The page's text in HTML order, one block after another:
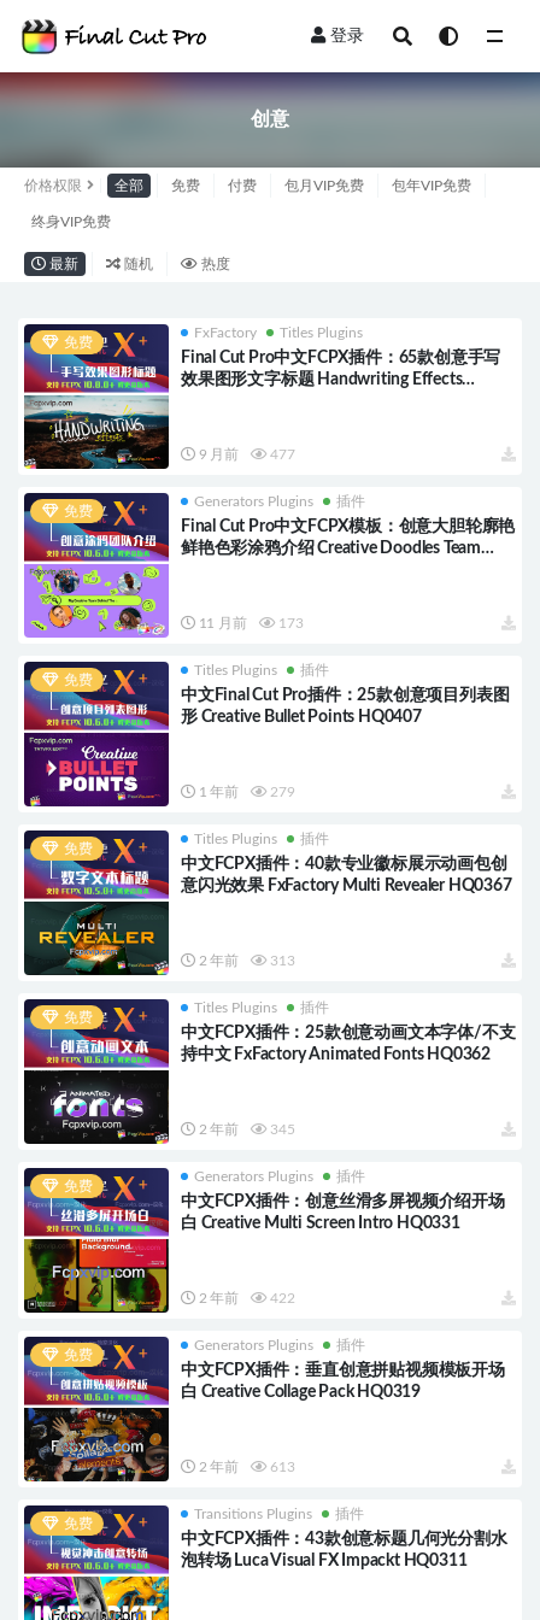
登录
创意
价格权限 全部 免费 付费 包月VIP免费 包年VIP免费
终身VIP免费
最新 随机 热度
免费
FxFactory Titles Plugins
Final Cut Pro中文FCPX插件：65款创意手写
效果图形文字标题 Handwriting Effects
9 月前 477
免费
Generators Plugins 插件
Final Cut Pro中文FCPX模板：创意大胆轮廓艳
鲜艳色彩涂鸦介绍 Creative Doodles Team
11 月前 173
免费
Titles Plugins 插件
中文Final Cut Pro插件：25款创意项目列表图
形 Creative Bullet Points HQ0407
1 年前 279
免费
Titles Plugins 插件
中文FCPX插件：40款专业徽标展示动画包创
意闪光效果 FxFactory Multi Revealer HQ0367
2 年前 313
免费
Titles Plugins 插件
中文FCPX插件：25款创意动画文本字体/不支
持中文 FxFactory Animated Fonts HQ0362
2 年前 345
免费
Generators Plugins 插件
中文FCPX插件：创意丝滑多屏视频介绍开场
白 Creative Multi Screen Intro HQ0331
2 年前 422
免费
Generators Plugins 插件
中文FCPX插件：垂直创意拼贴视频模板开场
白 Creative Collage Pack HQ0319
2 年前 613
免费
Transitions Plugins 插件
中文FCPX插件：43款创意标题几何光分割水
泡转场 Luca Visual FX Impackt HQ0311